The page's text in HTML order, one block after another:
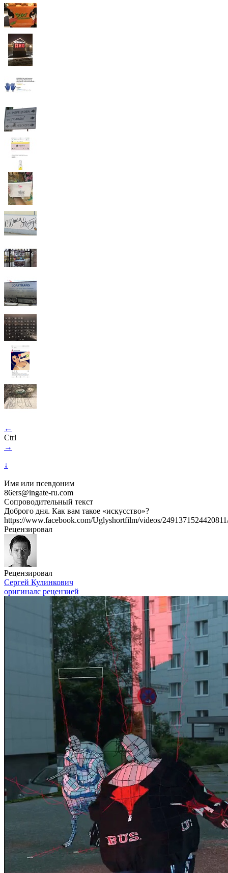
←
Ctrl
→
↓
Имя или псевдоним
86ers@ingate-ru.com
Сопроводительный текст
Доброго дня. Как вам такое «искусство»?
https://www.facebook.com/Uglyshortfilm/videos/
Рецензировал
Рецензировал
Сергей Кулинкович
оригиналс рецензией